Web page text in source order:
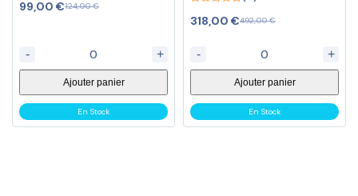
out of 5
124,00€
99,00 €
- +
Ajouter panier
En Stock
out
492,00€
318,00 €
- +
Ajouter panier
En Stock